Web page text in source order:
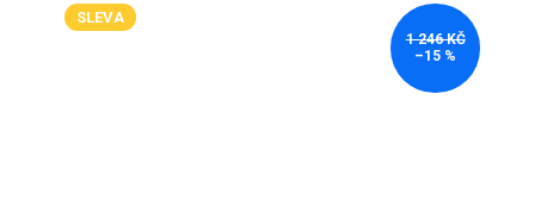
SLEVA
1 246 KČ
–15 %